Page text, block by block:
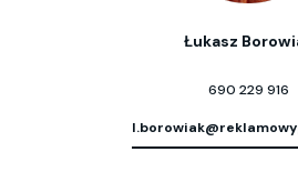
Łukasz
690 229 916